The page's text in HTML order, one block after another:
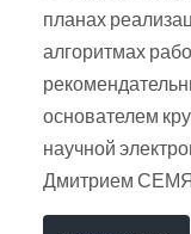
планах
алгоритмах
основателем
научной
Дмитрием